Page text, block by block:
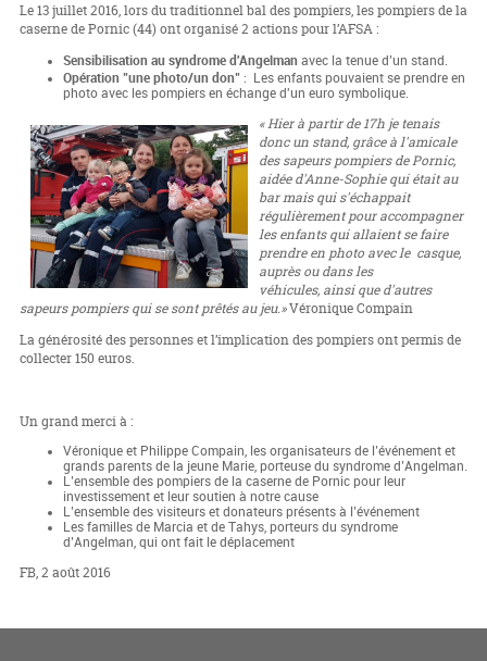
Le 13 juillet 2016, lors du traditionnel bal des pompiers, les pompiers de la
caserne de Pornic (44) ont organisé 2 actions pour l’AFSA :
Sensibilisation au syndrome d'Angelman avec la tenue d’un stand.
Opération "une photo/un don" : Les enfants pouvaient se prendre en
photo avec les pompiers en échange d'un euro symbolique.
« Hier à partir de 17h je tenais
donc un stand, grâce à l'amicale
des sapeurs pompiers de Pornic,
aidée d'Anne-Sophie qui était au
bar mais qui s'échappait
régulièrement pour accompagner
les enfants qui allaient se faire
prendre en photo avec le casque,
auprès ou dans les
véhicules, ainsi que d'autres
sapeurs pompiers qui se sont prêtés au jeu.»Véronique Compain
La générosité des personnes et l’implication des pompiers ont permis de
collecter 150 euros.
Un grand merci à :
Véronique et Philippe Compain, les organisateurs de l’événement et
grands parents de la jeune Marie, porteuse du syndrome d’Angelman.
L’ensemble des pompiers de la caserne de Pornic pour leur
investissement et leur soutien à notre cause
L’ensemble des visiteurs et donateurs présents à l’événement
Les familles de Marcia et de Tahys, porteurs du syndrome
d’Angelman, qui ont fait le déplacement
FB, 2 août 2016